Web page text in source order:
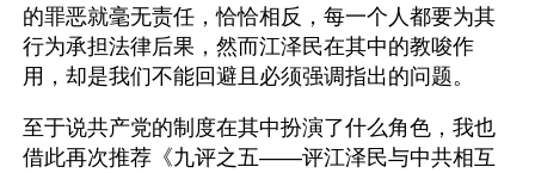
的罪恶就毫无责任，恰恰相反，每一个人都要为其
行为承担法律后果，然而江泽民在其中的教唆作
用，却是我们不能回避且必须强调指出的问题。
至于说共产党的制度在其中扮演了什么角色，我也
借此再次推荐《九评之五——评江泽民与中共相互